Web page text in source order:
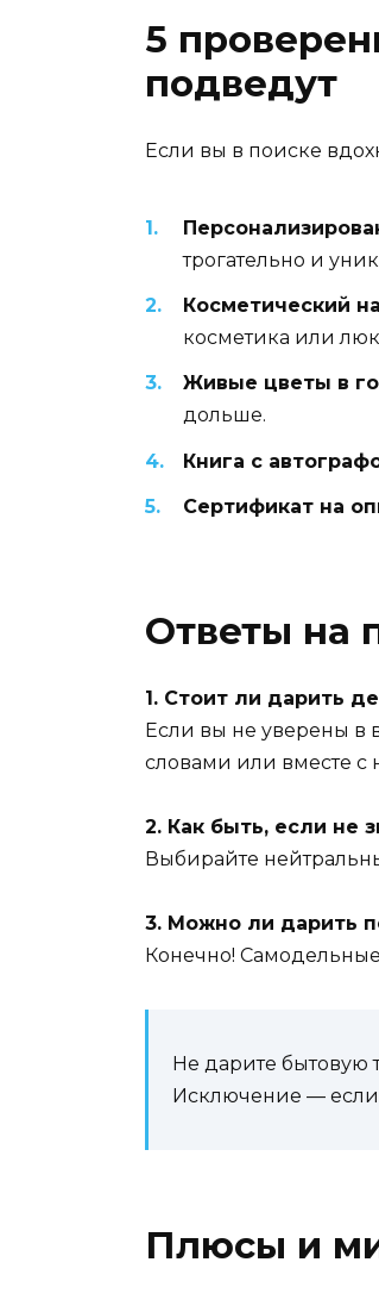
5
подведут
Если вы в поиске
трогательно и
Косметический
косметика или
Живые цветы в
дольше.
Книга с
Сертификат на
Ответы на
1. Стоит ли дарить
Если вы не уверены в
словами или вместе
2. Как быть, если не
Выбирайте
3. Можно ли дарить
Конечно!
Не дарите бытовую
Исключение — если
Плюсы и